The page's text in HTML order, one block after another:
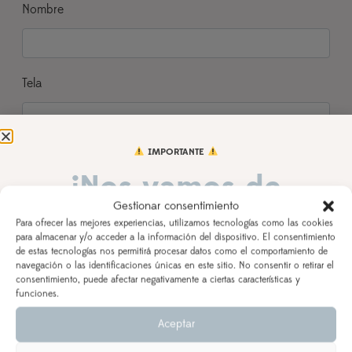
Gestionar consentimiento
Para ofrecer las mejores experiencias, utilizamos tecnologías como las cookies
para almacenar y/o acceder a la información del dispositivo. El consentimiento
de estas tecnologías nos permitirá procesar datos como el comportamiento de
navegación o las identificaciones únicas en este sitio. No consentir o retirar el
consentimiento, puede afectar negativamente a ciertas características y
funciones.
Aceptar
Nombre
Tela
AÑADIR AL CARRITO
2 VALORACIONES ENSUDADERA BLANCA
IMPORTANTE
¡Nos vamos de
vacaciones!
DEL 3 AL 21 DE AGOSTO
Los pedidos realizados a partir del 28 de julio
saldrán,
según orden de entrada y tiempo de procesamiento
(indicado en la descripción del producto), a partir del
24 de agosto.